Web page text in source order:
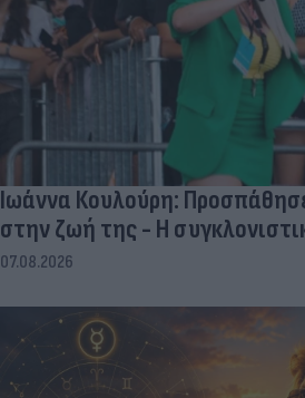
Ιωάννα Κουλούρη:
στην ζωή της - Η
07.08.2026